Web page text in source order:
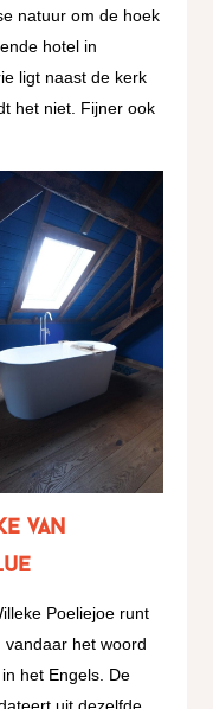
natuur om de hoek
hotel in
ligt naast de kerk
het niet. Fijner ook
van
Poeliejoe runt
vandaar het woord
het Engels. De